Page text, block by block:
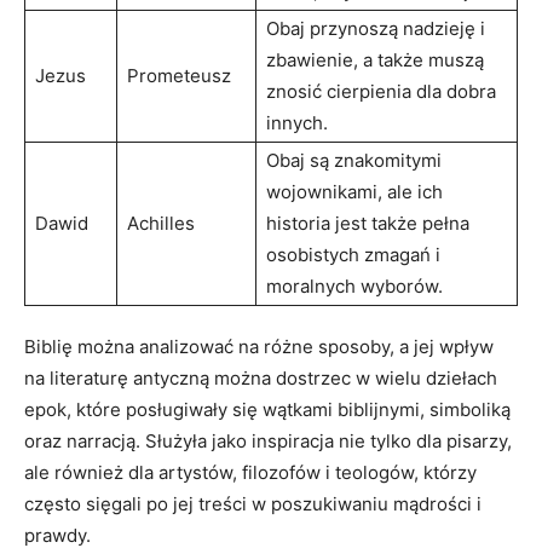
Jezus Prometeusz
Obaj przynoszą nadzieję i
zbawienie, a także muszą
znosić cierpienia dla dobra
innych.
Dawid Achilles
Obaj są znakomitymi
wojownikami, ale ich
historia jest także pełna
osobistych zmagań i
moralnych wyborów.
Biblię można analizować na różne sposoby, a jej wpływ
na literaturę antyczną można dostrzec w wielu dziełach
epok, które posługiwały się wątkami biblijnymi, simboliką
oraz narracją. Służyła jako inspiracja nie tylko dla pisarzy,
ale również dla artystów, filozofów i teologów, którzy
często sięgali po jej treści w poszukiwaniu mądrości i
prawdy.